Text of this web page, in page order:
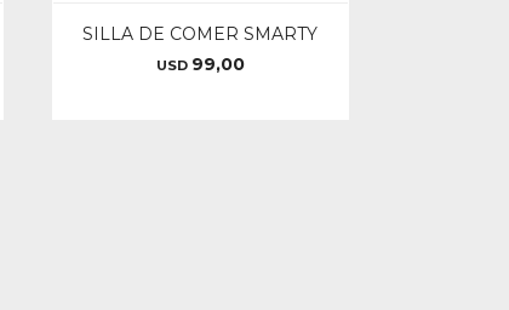
SILLA DE COMER SMARTY
USD 99,00